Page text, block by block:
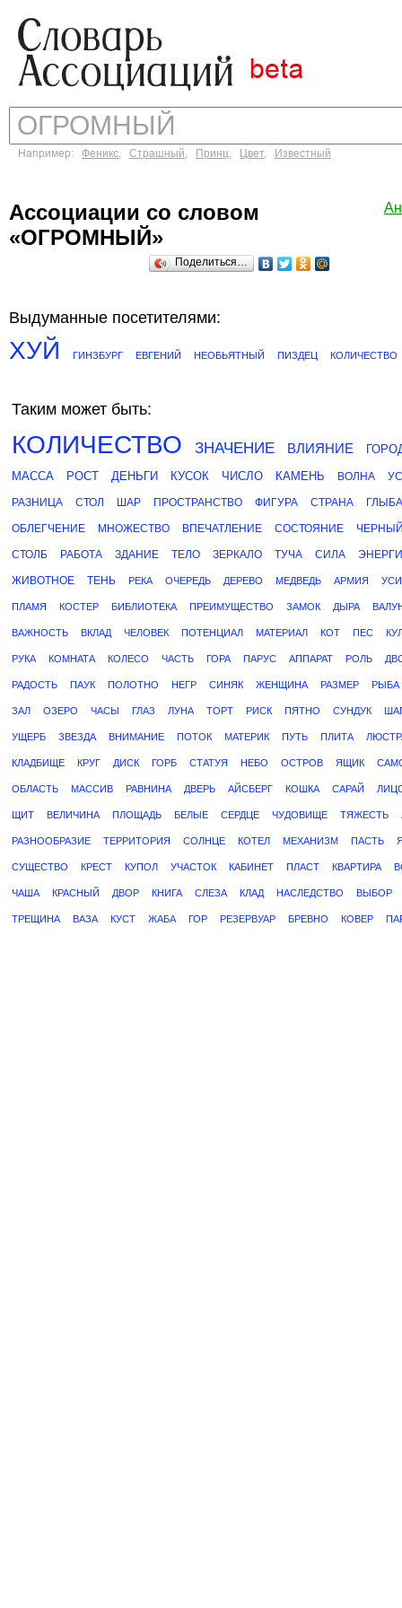
Например: Феникс, Страшный, Принц, Цвет, Известный
Ассоциации со словом
«ОГРОМНЫЙ»
Поделиться…
Выдуманные посетителями:
ХУЙ ГИНЗБУРГ ЕВГЕНИЙ НЕОБЬЯТНЫЙ ПИЗДЕЦ КОЛИЧЕСТВО
Таким может быть:
КОЛИЧЕСТВО ЗНАЧЕНИЕ ВЛИЯНИЕ
МАССА
РОСТ ДЕНЬГИ КУСОК ЧИСЛО КАМЕНЬ ВОЛНА
РАЗНИЦА СТОЛ ШАР ПРОСТРАНСТВО ФИГУРА СТРАНА ГЛЫБА
ОБЛЕГЧЕНИЕ МНОЖЕСТВО ВПЕЧАТЛЕНИЕ СОСТОЯНИЕ
СТОЛБ РАБОТА ЗДАНИЕ ТЕЛО ЗЕРКАЛО ТУЧА СИЛА
ЖИВОТНОЕ ТЕНЬ РЕКА ОЧЕРЕДЬ ДЕРЕВО МЕДВЕДЬ АРМИЯ
ПЛАМЯ КОСТЕР БИБЛИОТЕКА ПРЕИМУЩЕСТВО ЗАМОК ДЫРА
ВАЖНОСТЬ ВКЛАД ЧЕЛОВЕК ПОТЕНЦИАЛ МАТЕРИАЛ КОТ ПЕС
РУКА КОМНАТА КОЛЕСО ЧАСТЬ ГОРА ПАРУС АППАРАТ РОЛЬ
РАДОСТЬ ПАУК ПОЛОТНО НЕГР СИНЯК ЖЕНЩИНА РАЗМЕР РЫБА
ЗАЛ ОЗЕРО ЧАСЫ ГЛАЗ ЛУНА ТОРТ РИСК ПЯТНО СУНДУК
УЩЕРБ ЗВЕЗДА ВНИМАНИЕ ПОТОК МАТЕРИК ПУТЬ ПЛИТА
КЛАДБИЩЕ КРУГ ДИСК ГОРБ СТАТУЯ НЕБО ОСТРОВ ЯЩИК
ОБЛАСТЬ МАССИВ РАВНИНА ДВЕРЬ АЙСБЕРГ КОШКА САРАЙ
ЩИТ ВЕЛИЧИНА ПЛОЩАДЬ БЕЛЫЕ СЕРДЦЕ ЧУДОВИЩЕ ТЯЖЕСТЬ
РАЗНООБРАЗИЕ ТЕРРИТОРИЯ СОЛНЦЕ КОТЕЛ МЕХАНИЗМ ПАСТЬ
СУЩЕСТВО КРЕСТ КУПОЛ УЧАСТОК КАБИНЕТ ПЛАСТ КВАРТИРА
ЧАША КРАСНЫЙ ДВОР КНИГА СЛЕЗА КЛАД НАСЛЕДСТВО ВЫБОР
ТРЕЩИНА ВАЗА КУСТ ЖАБА ГОР РЕЗЕРВУАР БРЕВНО КОВЕР